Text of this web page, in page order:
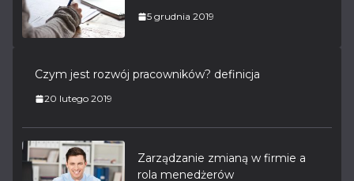
5 grudnia 2019
Czym jest rozwój pracowników? definicja
20 lutego 2019
Zarządzanie zmianą w firmie a
rola menedżerów